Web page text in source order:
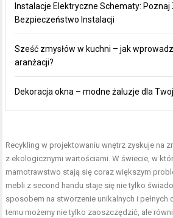
Instalacje Elektryczne Schematy: Poznaj
Bezpieczeństwo Instalacji
Sześć zmysłów w kuchni – jak
aranżacji?
Dekoracja okna – modne żaluzje dla
Recykling w projektowaniu wnętrz zyskuje na
z ekologicznymi wartościami. W świecie, w
marnotrawstwo stają się coraz większym
mebli z second handu staje się nie tylko
sposobem na stworzenie unikalnych i pełnych
temu możemy nie tylko zaoszczędzić, ale